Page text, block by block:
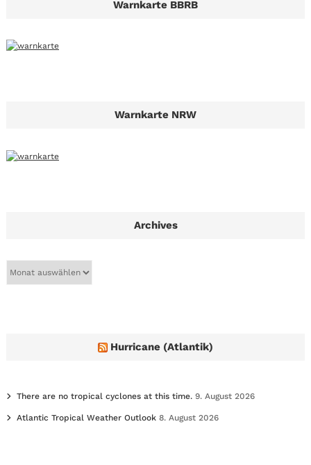
Warnkarte BBRB
Warnkarte NRW
Archives
Hurricane (Atlantik)
There are no tropical cyclones at this time. 9. August 2026
Atlantic Tropical Weather Outlook 8. August 2026